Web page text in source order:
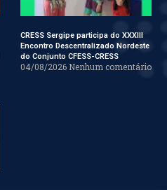
CRESS Sergipe participa do XXXIII
Encontro Descentralizado Nordeste
do Conjunto CFESS-CRESS
04/08/2026 Nenhum comentário